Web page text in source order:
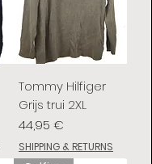
Tommy Hilfiger
Grijs trui 2XL
Preis
44,95 €
SHIPPING & RETURNS